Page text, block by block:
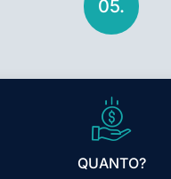
05.
QUANTO?